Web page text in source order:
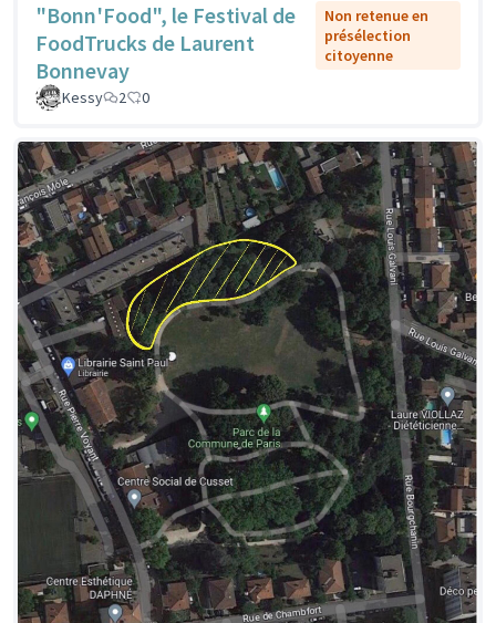
"Bonn'Food", le Festival de
FoodTrucks de Laurent
Bonnevay
Non retenue en
présélection
citoyenne
Kessy 2 0